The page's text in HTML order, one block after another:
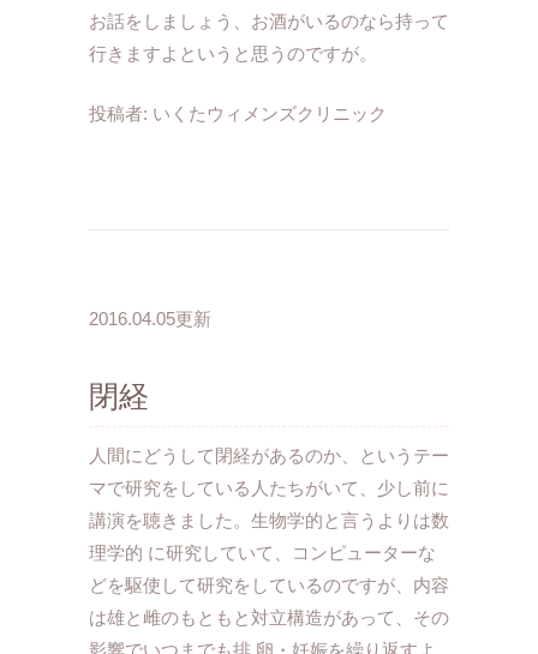
お話をしましょう、お酒がいるのなら持って
行きますよというと思うのですが。
投稿者: いくたウィメンズクリニック
2016.04.05更新
閉経
人間にどうして閉経があるのか、というテー
マで研究をしている人たちがいて、少し前に
講演を聴きました。生物学的と言うよりは数
理学的 に研究していて、コンピューターな
どを駆使して研究をしているのですが、内容
は雄と雌のもともと対立構造があって、その
影響でいつまでも排 卵・妊娠を繰り返すよ